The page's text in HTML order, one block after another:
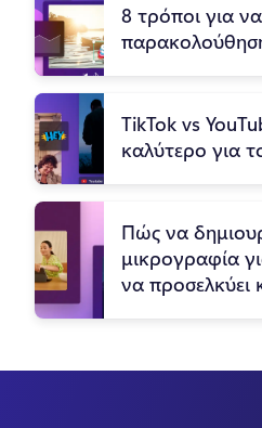
8 τρόποι για
TikTok vs
καλύτερο για
Πώς να
μικρογραφία
να προσελκύει